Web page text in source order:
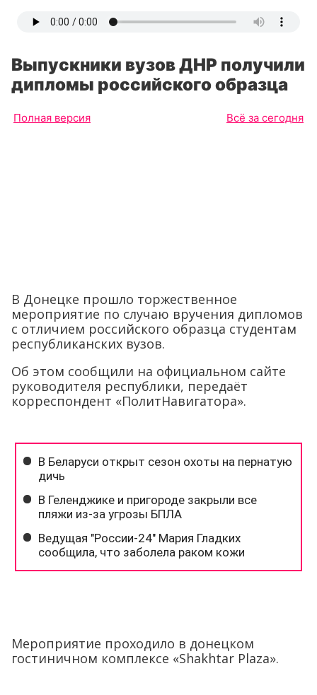
Выпускники вузов ДНР получили
дипломы российского образца
Полная версия Всё за сегодня
В Донецке прошло торжественное
мероприятие по случаю вручения дипломов
с отличием российского образца студентам
республиканских вузов.
Об этом сообщили на официальном сайте
руководителя республики, передаёт
корреспондент «ПолитНавигатора».
Мероприятие проходило в донецком
гостиничном комплексе «Shakhtar Plaza».